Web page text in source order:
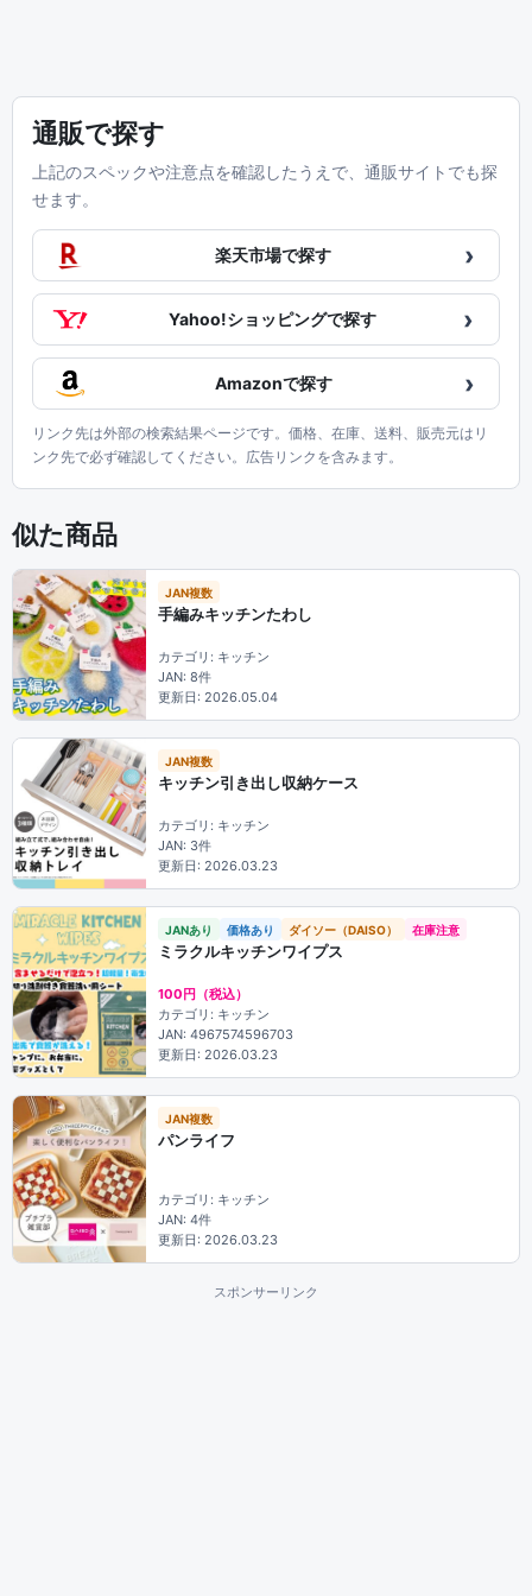
通販で探す
上記のスペックや注意点を確認したうえで、通販サイトでも探
せます。
楽天市場で探す ›
Yahoo!ショッピングで探す ›
Amazonで探す ›
リンク先は外部の検索結果ページです。価格、在庫、送料、販売元はリ
ンク先で必ず確認してください。広告リンクを含みます。
似た商品
JAN複数
手編みキッチンたわし
カテゴリ: キッチン
JAN: 8件
更新日: 2026.05.04
JAN複数
キッチン引き出し収納ケース
カテゴリ: キッチン
JAN: 3件
更新日: 2026.03.23
JANあり 価格あり ダイソー（DAISO） 在庫注意
ミラクルキッチンワイプス
100円（税込）
カテゴリ: キッチン
JAN: 4967574596703
更新日: 2026.03.23
JAN複数
パンライフ
カテゴリ: キッチン
JAN: 4件
更新日: 2026.03.23
スポンサーリンク